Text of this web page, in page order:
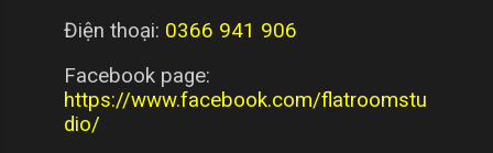
Điện thoại: 0366 941 906
Facebook page:
https://www.facebook.com/flatroomstu
dio/